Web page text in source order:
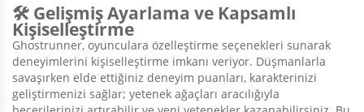
🛠️ Gelişmiş Ayarlama ve Kapsamlı
Kişiselleştirme
Ghostrunner, oyunculara özelleştirme seçenekleri sunarak
deneyimlerini kişiselleştirme imkanı veriyor. Düşmanlarla
savaşırken elde ettiğiniz deneyim puanları, karakterinizi
geliştirmenizi sağlar; yetenek ağaçları aracılığıyla